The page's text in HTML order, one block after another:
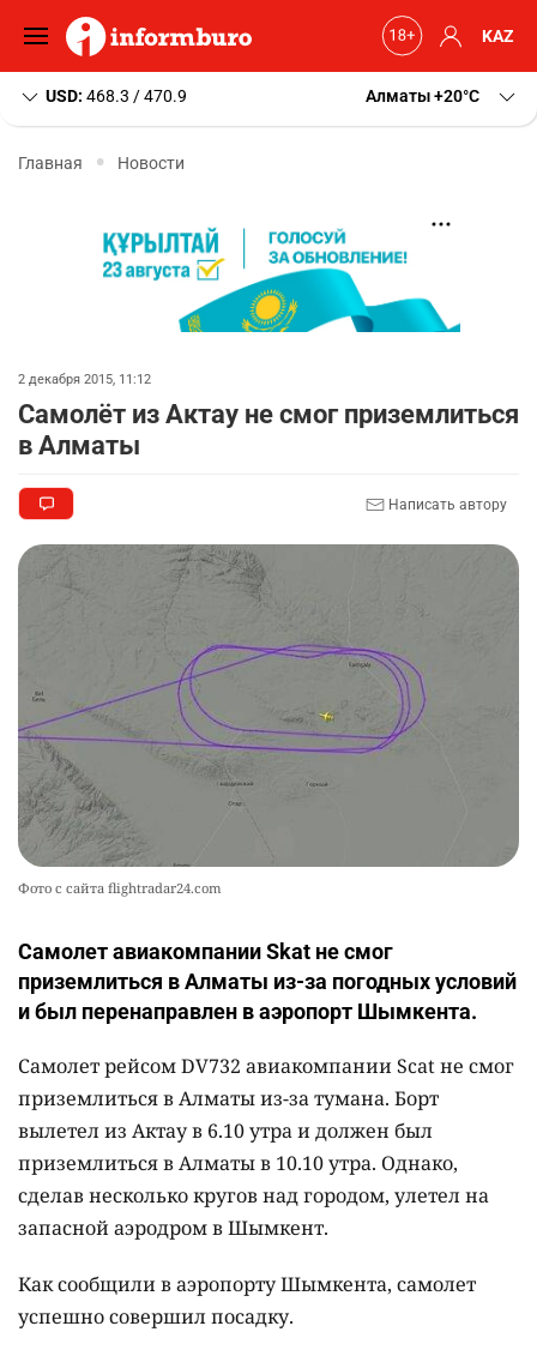
KAZ
USD: 468.3 / 470.9 Алматы+20 C
Главная Новости
2 декабря 2015, 11:12
Самолёт из Актау не смог приземлиться
в Алматы
Написать автору
Фото с сайта flightradar24.com
Самолет авиакомпании Skat не смог
приземлиться в Алматы из-за погодных условий
и был перенаправлен в аэропорт Шымкента.
Самолет рейсом DV732 авиакомпании Scat не смог
приземлиться в Алматы из-за тумана. Борт
вылетел из Актау в 6.10 утра и должен был
приземлиться в Алматы в 10.10 утра. Однако,
сделав несколько кругов над городом, улетел на
запасной аэродром в Шымкент.
Как сообщили в аэропорту Шымкента, самолет
успешно совершил посадку.